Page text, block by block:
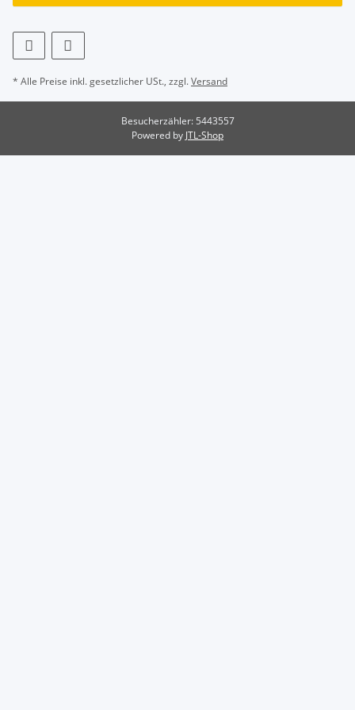
* Alle Preise inkl. gesetzlicher USt., zzgl.Versand
Besucherzähler: 5443557
Powered by JTL-Shop